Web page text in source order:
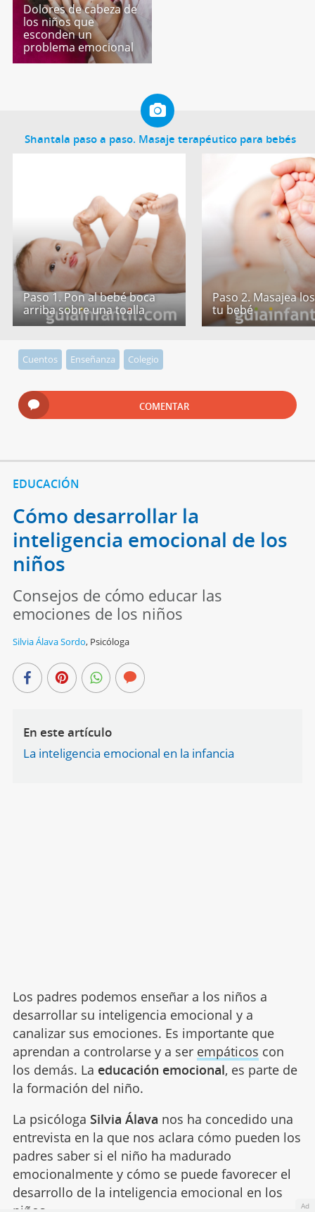
Dolores de cabeza de
los niños que
esconden un
problema emocional
Shantala paso a paso. Masaje terapéutico para bebés
Paso 1. Pon al bebé boca
arriba sobre una toalla
Paso 2. Masajea
tu bebé
Cuentos Enseñanza Colegio
COMENTAR
EDUCACIÓN
Cómo desarrollar la
inteligencia emocional de los
niños
Consejos de cómo educar las
emociones de los niños
Silvia Álava Sordo, Psicóloga
En este artículo
La inteligencia emocional en la infancia
Los padres podemos enseñar a los niños a
desarrollar su inteligencia emocional y a
canalizar sus emociones. Es importante que
aprendan a controlarse y a ser empáticos con
los demás. La educación emocional, es parte de
la formación del niño.
La psicóloga Silvia Álava nos ha concedido una
entrevista en la que nos aclara cómo pueden los
padres saber si el niño ha madurado
emocionalmente y cómo se puede favorecer el
desarrollo de la inteligencia emocional en los
Ad